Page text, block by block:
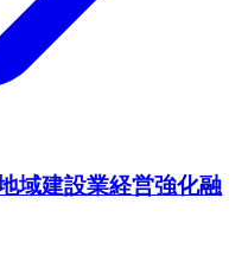
域建設業経営強化融